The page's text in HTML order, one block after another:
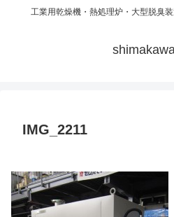
工業用乾燥機・熱処理炉・大型脱臭
IMG_2211